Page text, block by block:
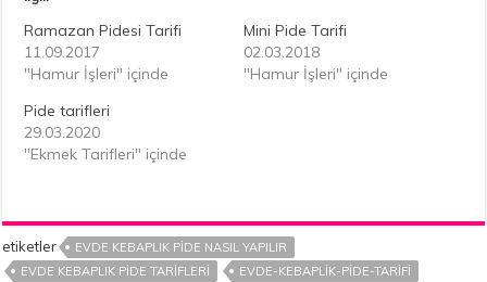
Ramazan Pidesi Tarifi
11.09.2017
"Hamur İşleri" içinde
Mini Pide Tarifi
02.03.2018
"Hamur İşleri" içinde
Pide tarifleri
29.03.2020
"Ekmek Tarifleri" içinde
etiketler
EVDE KEBAPLIK PIDE NASIL YAPILIR
EVDE KEBAPLIK PIDE TARIFLERI
EVDE-KEBAPLIK-PIDE-TARIFI